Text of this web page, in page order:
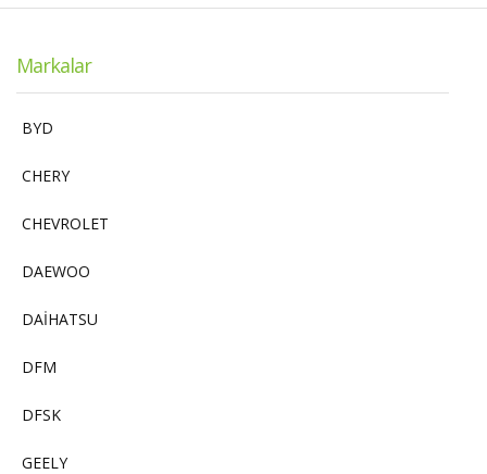
Markalar
BYD
CHERY
CHEVROLET
DAEWOO
DAİHATSU
DFM
DFSK
GEELY